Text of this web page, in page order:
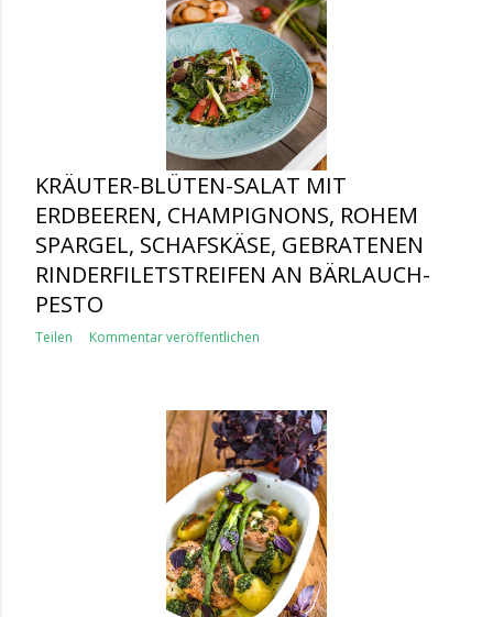
KRÄUTER-BLÜTEN-SALAT MIT
ERDBEEREN, CHAMPIGNONS, ROHEM
SPARGEL, SCHAFSKÄSE, GEBRATENEN
RINDERFILETSTREIFEN AN BÄRLAUCH-
PESTO
Teilen Kommentar veröffentlichen